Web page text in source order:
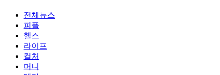
전체뉴스
피플
헬스
라이프
컬처
머니